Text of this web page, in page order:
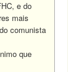
e do
mais
comunista
que